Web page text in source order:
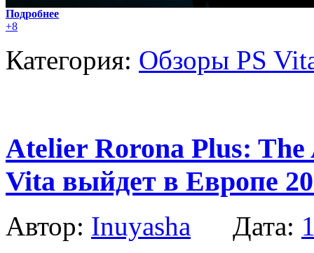
Подробнее
+8
Категория: Обзоры PS
Atelier Rorona Plus:
Vita выйдет в Европе
Автор: Inuyasha Дата: